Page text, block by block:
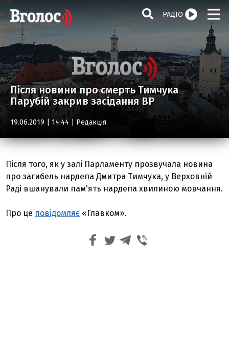
РАДІО
Після новини про смерть Тимчука
Парубій закрив засідання ВР
19.06.2019 | 14:44 | Редакція
Після того, як у залі Парламенту прозвучала новина
про загибель нардепа Дмитра Тимчука, у Верховній
Раді вшанували пам'ять нардепа хвилиною мовчання.
Про це повідомляє «Главком».